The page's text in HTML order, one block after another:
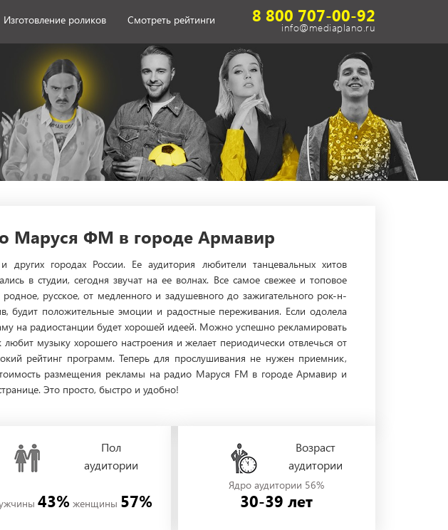
Изготовление роликов Смотреть рейтинги 8 800 707-00-92
info@mediaplano.ru
Маруся ФМ в городе Армавир
городах России. Ее аудитория любители танцевальных хитов
в студии, сегодня звучат на ее волнах. Все самое свежее и топовое
русское, от медленного и задушевного до зажигательного рок-н-
будит положительные эмоции и радостные переживания. Если одолела
на радиостанции будет хорошей идеей. Можно успешно рекламировать
музыку хорошего настроения и желает периодически отвлечься от
рейтинг программ. Теперь для прослушивания не нужен приемник,
размещения рекламы на радио Маруся FM в городе Армавир и
Это просто, быстро и удобно!
Пол
аудитории
43% женщины 57%
Возраст
аудитории
Ядро аудитории 56%
30-39 лет